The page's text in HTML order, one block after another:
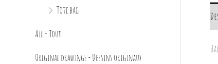
Tote bag
All - Tout
Original drawings - Dessins originaux